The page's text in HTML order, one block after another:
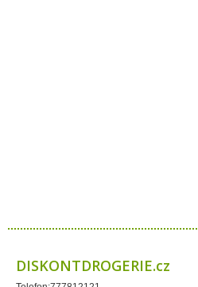
Erdal
Euroitalia S.r.l.
DISKONTDROGERIE.cz